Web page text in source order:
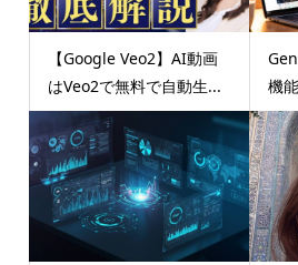
【Google Veo2】AI動画
はVeo2で無料で自動生...
機